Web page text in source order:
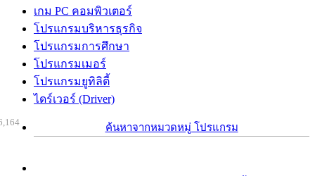
เกม PC คอมพิวเตอร์
โปรแกรมบริหารธุรกิจ
โปรแกรมการศึกษา
โปรแกรมเมอร์
โปรแกรมยูทิลิตี้
ไดร์เวอร์ (Driver)
ค้นหาจากหมวดหมู่ โปรแกรม